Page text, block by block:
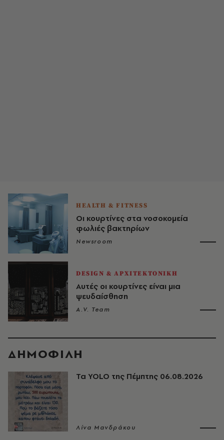
HEALTH & FITNESS
Οι κουρτίνες στα νοσοκομεία
φωλιές βακτηρίων
Newsroom
DESIGN & ΑΡΧΙΤΕΚΤΟΝΙΚΗ
Αυτές οι κουρτίνες είναι μια
ψευδαίσθηση
A.V. Team
ΔΗΜΟΦΙΛΗ
Τα YOLO της Πέμπτης 06.08.2026
Λίνα Μανδράκου